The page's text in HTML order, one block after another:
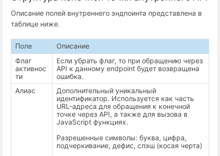
Описание полей внутреннего эндпоинта представлена в
таблице ниже.
Поле
Описание
Флаг
активнос
ти
Если убрать флаг, то при обращению через
API к данному endpoint будет возвращена
ошибка.
Алиас
Дополнительный уникальный
идентификатор. Используется как часть
URL-адреса для обращения к конечной
точке через API, а также для вызова в
JavaScript функциях.
Разрешенные символы: буква, цифра,
подчеркивание, дефис, слэш (косая черта)